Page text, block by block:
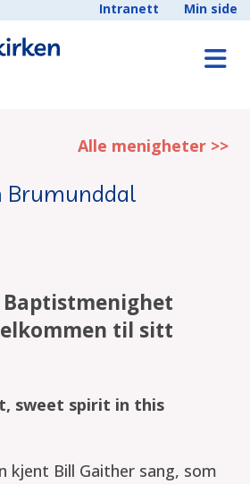
Intranett Min side
Alle menigheter >>
Brumunddal
til sitt
sweet spirit in this
kjent Bill Gaither sang, som